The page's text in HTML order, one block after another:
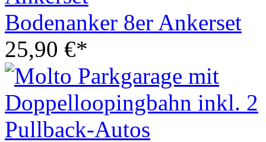
Bodenanker 8er Ankerset
25,90 €*